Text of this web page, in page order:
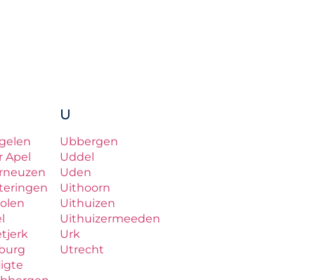
Apel
U
Ubbergen
Uddel
Uden
Uithoorn
Uithuizen
Uithuizermeeden
Urk
Utrecht